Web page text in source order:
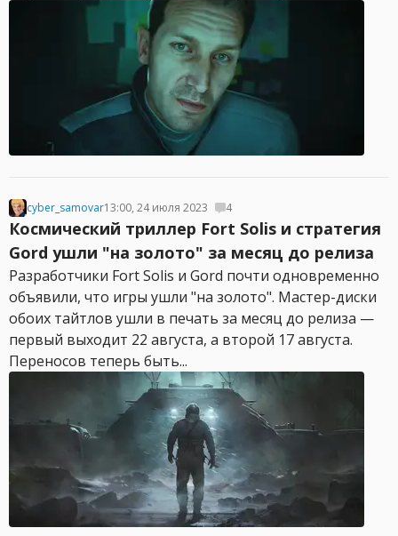
cyber_samovar13:00, 24 июля 2023 4
Космический триллер Fort Solis и стратегия
Gord ушли "на золото" за месяц до релиза
Разработчики Fort Solis и Gord почти одновременно
объявили, что игры ушли "на золото". Мастер-диски
обоих тайтлов ушли в печать за месяц до релиза —
первый выходит 22 августа, а второй 17 августа.
Переносов теперь быть...